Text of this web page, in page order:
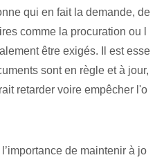
qui en fait la demande, de
comme la procuration ou l
être exigés. Il est esse
sont en règle et à jour,
retarder voire empêcher l'o
de maintenir à jo